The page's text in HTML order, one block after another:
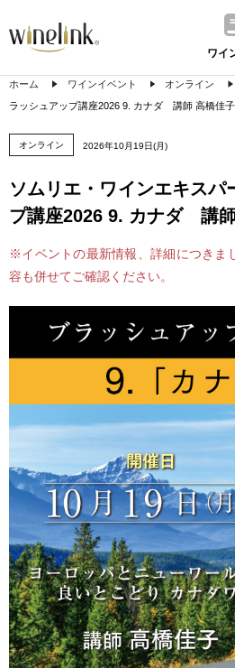
ワイ
ホーム ワインイベント オンライン
ラッシュアップ講座2026 9. カナダ 講師 高橋佳子
オンライン 2026年10月19日(月)
ソムリエ・ワインエキスパ
プ講座2026 9. カナダ 講
※イベントの最新情報、詳細につきま
容も併せてご確認ください。